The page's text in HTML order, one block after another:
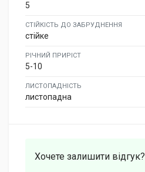
5
СТІЙКІСТЬ ДО ЗАБРУДНЕННЯ
стійке
РІЧНИЙ ПРИРІСТ
5-10
ЛИСТОПАДНІСТЬ
листопадна
Хочете залишити відгук?